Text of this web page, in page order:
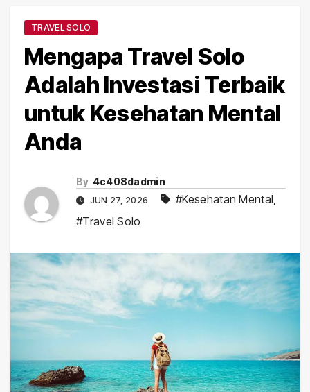
TRAVEL SOLO
Mengapa Travel Solo
Adalah Investasi Terbaik
untuk Kesehatan Mental
Anda
By 4c408dadmin
JUN 27, 2026 #Kesehatan Mental,
#Travel Solo